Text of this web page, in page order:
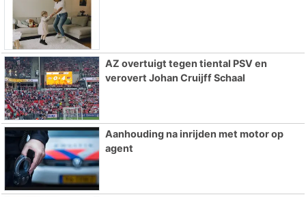
AZ overtuigt tegen tiental PSV en
verovert Johan Cruijff Schaal
Aanhouding na inrijden met motor op
agent